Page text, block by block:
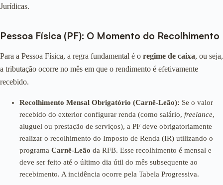
Jurídicas.
Pessoa Física (PF): O Momento do Recolhimento
Para a Pessoa Física, a regra fundamental é o regime de caixa, ou seja,
a tributação ocorre no mês em que o rendimento é efetivamente
recebido.
Recolhimento Mensal Obrigatório (Carnê-Leão): Se o valor
recebido do exterior configurar renda (como salário, freelance,
aluguel ou prestação de serviços), a PF deve obrigatoriamente
realizar o recolhimento do Imposto de Renda (IR) utilizando o
programa Carnê-Leão da RFB. Esse recolhimento é mensal e
deve ser feito até o último dia útil do mês subsequente ao
recebimento. A incidência ocorre pela Tabela Progressiva.